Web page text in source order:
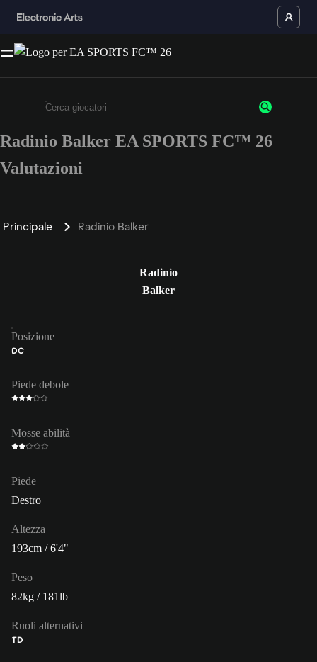
Inserisci un minimo di 3 caratteri o numeri.
Radinio Balker EA SPORTS FC™ 26
Valutazioni
Principale Radinio Balker
Radinio
Balker
Posizione
DC
Piede debole
Mosse abilità
Piede
Destro
Altezza
193cm / 6'4"
Peso
82kg / 181lb
Ruoli alternativi
TD